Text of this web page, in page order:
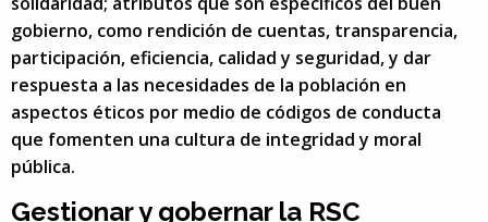
gobierno, como rendición de cuentas, transparencia,
participación, eficiencia, calidad y seguridad, y dar
respuesta a las necesidades de la población en
aspectos éticos por medio de códigos de conducta
que fomenten una cultura de integridad y moral
pública.
Gestionar y gobernar la RSC